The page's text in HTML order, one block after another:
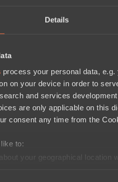
Details
process your personal data,
on your device in order to
and services
are only applicable on this
consent any time from the
to:
your geographical